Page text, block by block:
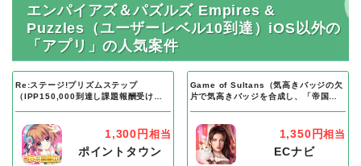
エンパイアズ＆パズルズ Empires &
Puzzles（ユーザーレベル10到達）iOS以外の
「アプリ」の人気案件
Re:ステージ!プリズムステップ
（IPP150,000到達し課題報酬受け取
1,300円 相当
ポイントタウン
Game of Sultans（気高きバッジの欠
片で気高きバッジを合成し、「帝国五
1,350円相当
ECナビ